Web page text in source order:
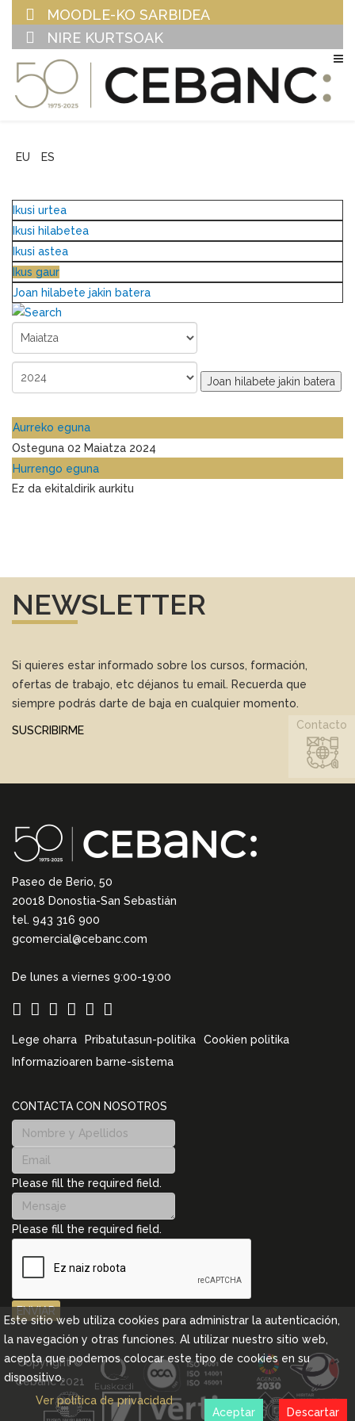
MOODLE-KO SARBIDEA
NIRE KURTSOAK
EU ES
Ikusi urtea
Ikusi hilabetea
Ikusi astea
Ikus gaur
Joan hilabete jakin batera
Joan hilabete jakin batera
Aurreko eguna
Osteguna 02 Maiatza 2024
Hurrengo eguna
Ez da ekitaldirik aurkitu
NEWSLETTER
Si quieres estar informado sobre los cursos, formación,
ofertas de trabajo, etc déjanos tu email. Recuerda que
siempre podrás darte de baja en cualquier momento.
SUSCRIBIRME
Paseo de Berio, 50
20018 Donostia-San Sebastián
tel. 943 316 900
gcomercial@cebanc.com
De lunes a viernes 9:00-19:00
Lege oharra Pribatutasun-politika
Cookien politika
Informazioaren barne-sistema
CONTACTA CON NOSOTROS
Please fill the required field.
Please fill the required field.
ENVIAR
Contacto
Copyright ©
Cebanc 2021
Este sitio web utiliza cookies para administrar la autenticación,
la navegación y otras funciones. Al utilizar nuestro sitio web,
acepta que podemos colocar este tipo de cookies en su
dispositivo.
Ver política de privacidad
Descartar
Aceptar